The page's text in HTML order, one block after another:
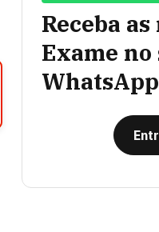
Receba
Exame no
WhatsApp